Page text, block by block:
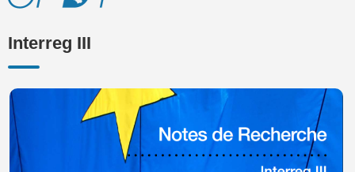
Interreg III